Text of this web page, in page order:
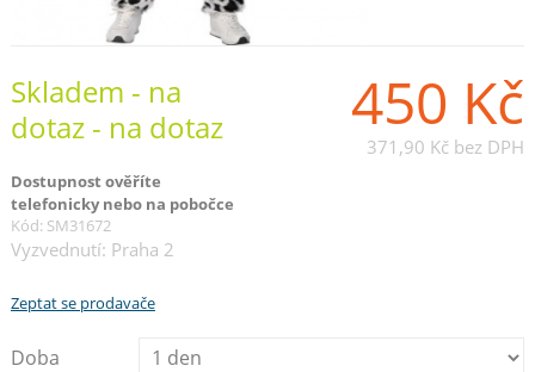
450 Kč
371,90 Kč bez DPH
Skladem - na
dotaz - na dotaz
Dostupnost ověříte
telefonicky nebo na pobočce
Kód: SM31672
Vyzvednutí: Praha 2
Zeptat se prodavače
Doba